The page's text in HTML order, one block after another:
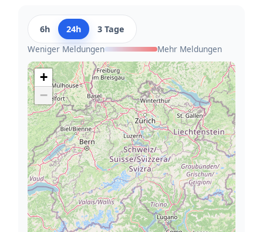
6h 24h
3 Tage
Weniger Meldungen
Mehr Meldungen
+
−